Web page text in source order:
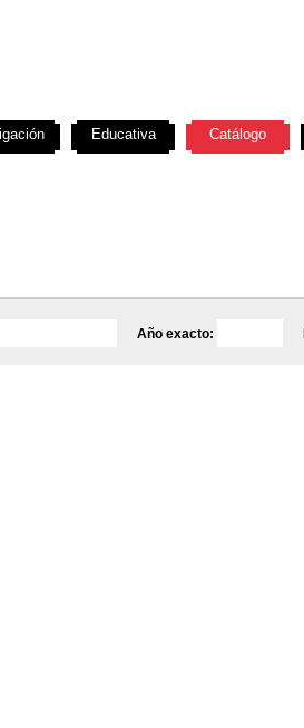
Año exacto:
Educativa Catálogo